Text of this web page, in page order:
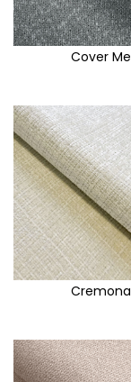
Cover Me
Cremona